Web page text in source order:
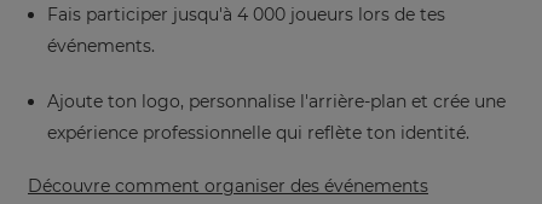
Fais participer jusqu'à 4 000 joueurs lors de tes
événements.
Ajoute ton logo, personnalise l'arrière-plan et crée une
expérience professionnelle qui reflète ton identité.
Découvre comment organiser des événements